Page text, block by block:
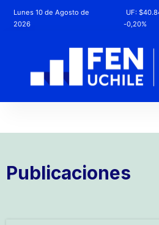
Lunes 10 de Agosto de
2026
UF:
-0,20%
Publicaciones